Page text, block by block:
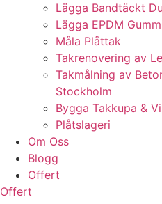
Lägga Bandtäckt
Lägga EPDM
Måla Plåttak
Takrenovering av
Takmålning av
Stockholm
Bygga Takkupa &
Plåtslageri
Om Oss
Blogg
Offert
Offert